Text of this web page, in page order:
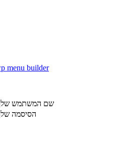
menu builder
שם המשתמש
הסיסמה